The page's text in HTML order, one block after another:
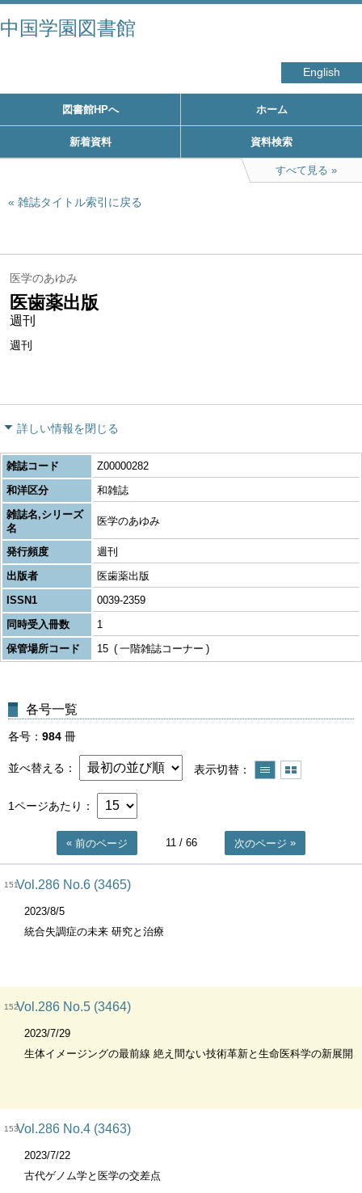
中国学園図書館
English
図書館HPへ ホーム
新着資料 資料検索
すべて見る
雑誌タイトル索引に戻る
医学のあゆみ
医歯薬出版
週刊
週刊
詳しい情報を閉じる
雑誌コード
Z00000282
和洋区分
和雑誌
雑誌名,シリーズ
名
医学のあゆみ
発行頻度
週刊
出版者
医歯薬出版
ISSN1
0039-2359
同時受入冊数
1
保管場所コード
15 一階雑誌コーナー
各号一覧
各号 984 冊
並べ替える 表示切替
1ページあたり
前のページ 11/ 66 次のページ
151Vol.286 No.6 (3465)
2023/8/5
統合失調症の未来 研究と治療
152Vol.286 No.5 (3464)
2023/7/29
生体イメージングの最前線 絶え間ない技術革新と生命医科学の新展開
153Vol.286 No.4 (3463)
2023/7/22
古代ゲノム学と医学の交差点